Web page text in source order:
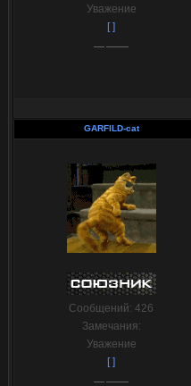
Уважение
[ ]
GARFILD-cat
Сообщений: 426
Замечания:
Уважение
[ ]